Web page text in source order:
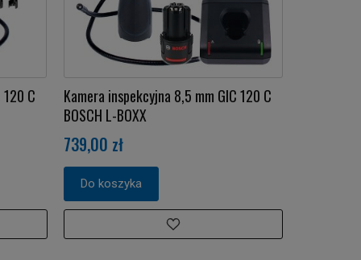
C
Kamera inspekcyjna 8,5 mm GIC 120 C
BOSCH L-BOXX
739,00 zł
Do koszyka